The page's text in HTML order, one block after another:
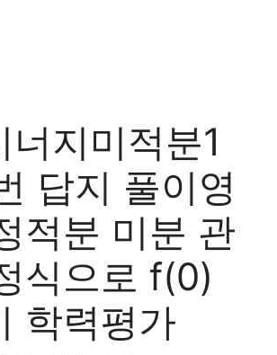
너지미적분1
답지 풀이영
적분 미분 관
식으로 f(0)
학력평가